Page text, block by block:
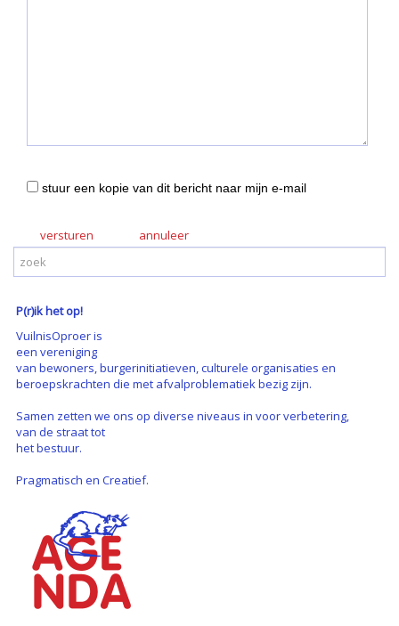
stuur een kopie van dit bericht naar mijn e-mail
versturen
P(r)ik het op!
VuilnisOproer is
een vereniging
van bewoners, burgerinitiatieven, culturele organisaties en
beroepskrachten die met afvalproblematiek bezig zijn.
Samen zetten we ons op diverse niveaus in voor verbetering,
van de straat tot
het bestuur.
Pragmatisch en Creatief.